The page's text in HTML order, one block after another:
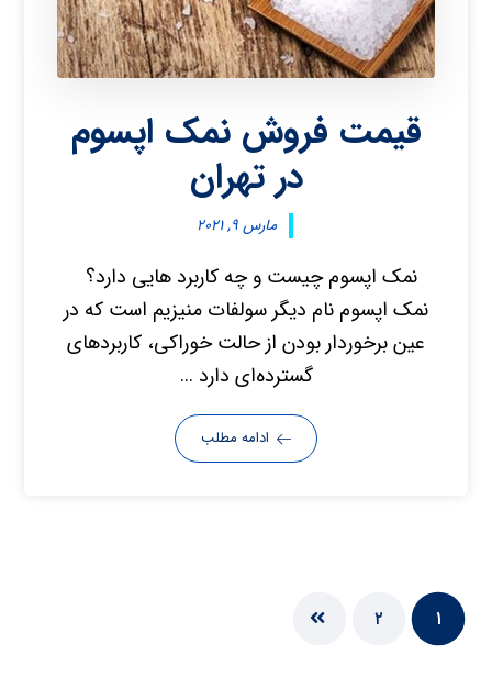
قیمت فروش نمک اپسوم
در تهران
مارس ۹, ۲۰۲۱
نمک اپسوم چیست و چه کاربرد هایی دارد؟
نمک اپسوم نام دیگر سولفات منیزیم است که در
عین برخوردار بودن از حالت خوراکی، کاربردهای
گسترده‌ای دارد ...
ادامه مطلب
۱ ۲